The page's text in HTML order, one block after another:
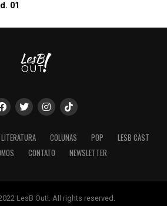
01
LITERATURA COLUNAS POP
LESB CAST
CONTATO NEWSLETTER
LesB Out!. All rights reserved.